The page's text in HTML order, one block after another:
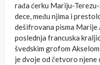
rađa ćerku Mariju-
dece, među njima i
dešifrovana pisma
poslednja francuska
švedskim grofom
je dvoje od četvoro njene